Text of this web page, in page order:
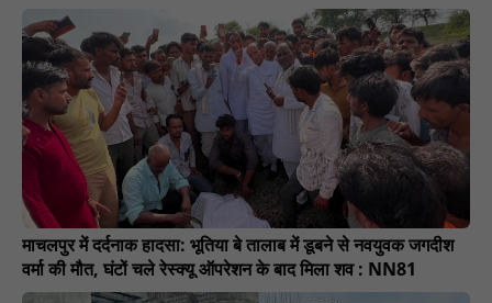
माचलपुर में दर्दनाक हादसा: भूतिया बे तालाब में डूबने से नवयुवक जगदीश
वर्मा की मौत, घंटों चले रेस्क्यू ऑपरेशन के बाद मिला शव : NN81